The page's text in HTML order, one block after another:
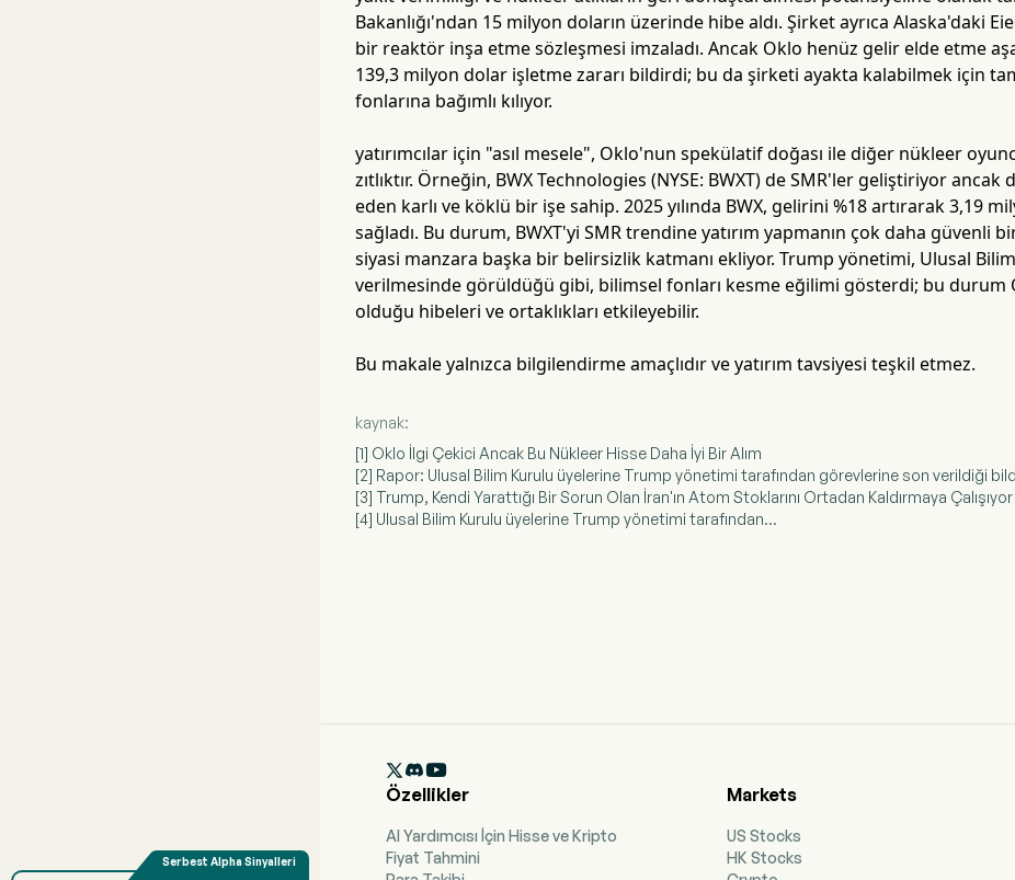
Bakanlığı'ndan 15 milyon doların üzerinde hibe aldı. Şirket ayrıca Alaska'daki
bir reaktör inşa etme sözleşmesi imzaladı. Ancak Oklo henüz gelir elde etme
139,3 milyon dolar işletme zararı bildirdi; bu da şirketi ayakta kalabilmek için
fonlarına bağımlı kılıyor.
yatırımcılar için "asıl mesele", Oklo'nun spekülatif doğası ile diğer nükleer
zıtlıktır. Örneğin, BWX Technologies (NYSE: BWXT) de SMR'ler geliştiriyor
eden karlı ve köklü bir işe sahip. 2025 yılında BWX, gelirini %18 artırarak 3,19
sağladı. Bu durum, BWXT'yi SMR trendine yatırım yapmanın çok daha güvenli
siyasi manzara başka bir belirsizlik katmanı ekliyor. Trump yönetimi, Ulusal
verilmesinde görüldüğü gibi, bilimsel fonları kesme eğilimi gösterdi; bu durum
olduğu hibeleri ve ortaklıkları etkileyebilir.
Bu makale yalnızca bilgilendirme amaçlıdır ve yatırım tavsiyesi teşkil etmez.
kaynak:
[1] Oklo İlgi Çekici Ancak Bu Nükleer Hisse Daha İyi Bir Alım
[2] Rapor: Ulusal Bilim Kurulu üyelerine Trump yönetimi tarafından görevlerine son verildiği
[3] Trump, Kendi Yarattığı Bir Sorun Olan İran'ın Atom Stoklarını Ortadan Kaldırmaya Çalışıyor
[4] Ulusal Bilim Kurulu üyelerine Trump yönetimi tarafından...

Özellikler
AI Yardımcısı İçin Hisse ve Kripto
Fiyat Tahmini
Markets
US Stocks
HK Stocks